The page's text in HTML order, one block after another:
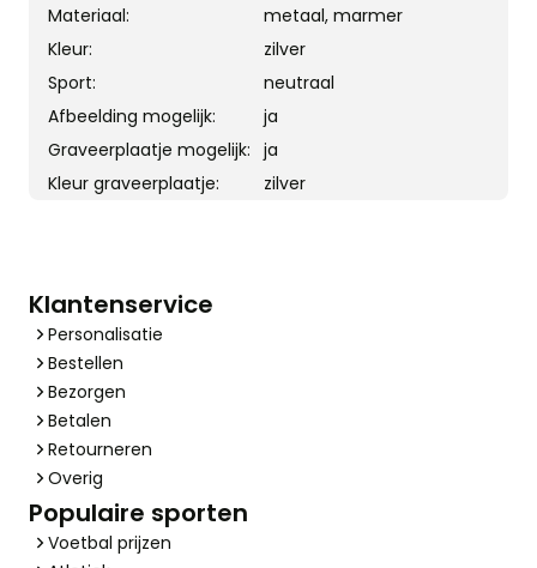
Materiaal:
metaal, marmer
Kleur:
zilver
Sport:
neutraal
Afbeelding mogelijk:
ja
Graveerplaatje mogelijk: ja
Kleur graveerplaatje:
zilver
Klantenservice
Personalisatie
Bestellen
Bezorgen
Betalen
Retourneren
Overig
Populaire sporten
Voetbal prijzen